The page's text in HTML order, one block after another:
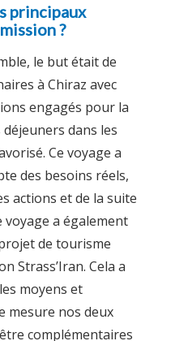
principaux
?
le but était de
à Chiraz avec
engagés pour la
dans les
Ce voyage a
des besoins réels,
actions et de la suite
a également
de tourisme
Strass’Iran. Cela a
moyens et
mesure nos deux
complémentaires